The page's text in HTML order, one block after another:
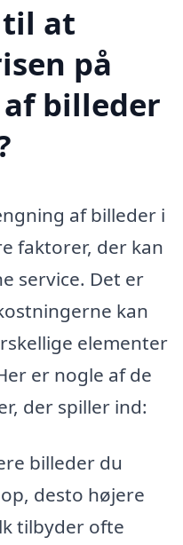
til at
på
billeder
af billeder i
faktorer, der kan
service. Det er
kan
elementer
er nogle af de
der spiller ind:
billeder du
desto højere
tilbyder ofte